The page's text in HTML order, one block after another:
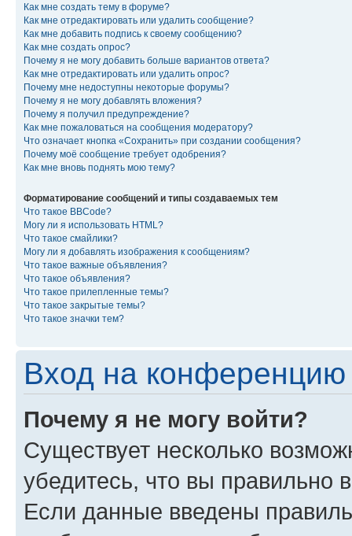
Как мне создать тему в форуме?
Как мне отредактировать или удалить сообщение?
Как мне добавить подпись к своему сообщению?
Как мне создать опрос?
Почему я не могу добавить больше вариантов ответа?
Как мне отредактировать или удалить опрос?
Почему мне недоступны некоторые форумы?
Почему я не могу добавлять вложения?
Почему я получил предупреждение?
Как мне пожаловаться на сообщения модератору?
Что означает кнопка «Сохранить» при создании сообщения?
Почему моё сообщение требует одобрения?
Как мне вновь поднять мою тему?
Форматирование сообщений и типы создаваемых тем
Что такое BBCode?
Могу ли я использовать HTML?
Что такое смайлики?
Могу ли я добавлять изображения к сообщениям?
Что такое важные объявления?
Что такое объявления?
Что такое прилепленные темы?
Что такое закрытые темы?
Что такое значки тем?
Вход на конференцию
Почему я не могу войти?
Существует несколько
убедитесь, что вы правильно
Если данные введены